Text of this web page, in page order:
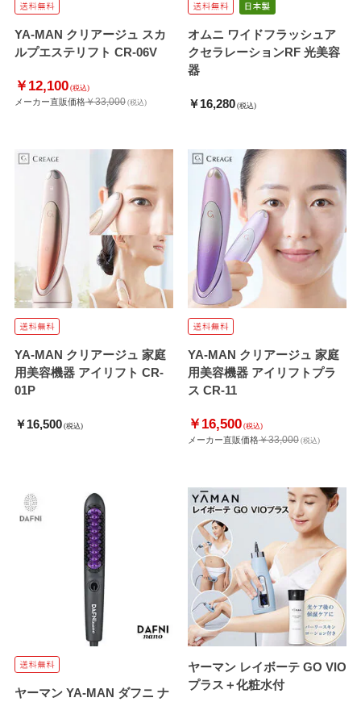
YA-MAN クリアージュ スカ
ルプエステリフト CR-06V
￥12,100 (税込)
メーカー直販価格￥33,000 (税込)
オムニ ワイドフラッシュア
クセラレーションRF 光美容
器
￥16,280 (税込)
YA-MAN クリアージュ 家庭
用美容機器 アイリフト CR-
01P
￥16,500 (税込)
YA-MAN クリアージュ 家庭
用美容機器 アイリフトプラ
ス CR-11
￥16,500 (税込)
メーカー直販価格￥33,000 (税込)
ヤーマン YA-MAN ダフニ ナ
ヤーマン レイボーテ GO VIO
プラス＋化粧水付